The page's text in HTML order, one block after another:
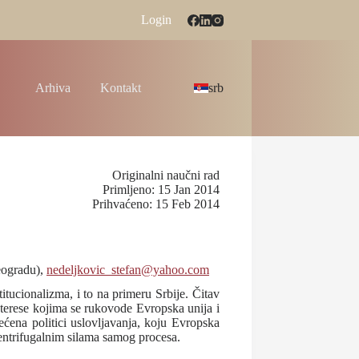
Login
Arhiva Kontakt srb
Originalni naučni rad
Primljeno: 15 Jan 2014
Prihvaćeno: 15 Feb 2014
nedeljkovic_stefan@yahoo.com
i to na primeru Srbije. Čitav
kojima se rukovode Evropska unija i
politici uslovljavanja, koju Evropska
silama samog procesa.